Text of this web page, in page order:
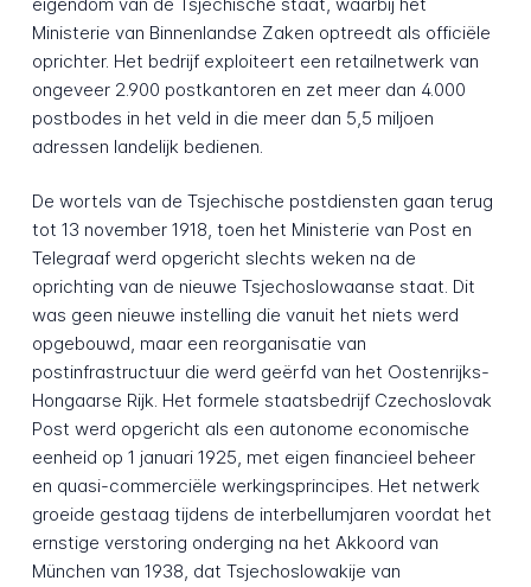
Ministerie van Binnenlandse Zaken optreedt als officiële
oprichter. Het bedrijf exploiteert een retailnetwerk van
ongeveer 2.900 postkantoren en zet meer dan 4.000
postbodes in het veld in die meer dan 5,5 miljoen
adressen landelijk bedienen.
De wortels van de Tsjechische postdiensten gaan terug
tot 13 november 1918, toen het Ministerie van Post en
Telegraaf werd opgericht slechts weken na de
oprichting van de nieuwe Tsjechoslowaanse staat. Dit
was geen nieuwe instelling die vanuit het niets werd
opgebouwd, maar een reorganisatie van
postinfrastructuur die werd geërfd van het Oostenrijks-
Hongaarse Rijk. Het formele staatsbedrijf Czechoslovak
Post werd opgericht als een autonome economische
eenheid op 1 januari 1925, met eigen financieel beheer
en quasi-commerciële werkingsprincipes. Het netwerk
groeide gestaag tijdens de interbellumjaren voordat het
ernstige verstoring onderging na het Akkoord van
München van 1938, dat Tsjechoslowakije van